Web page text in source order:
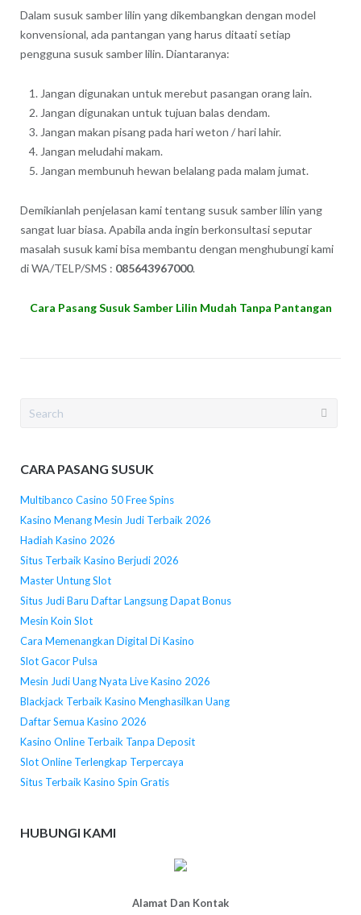
Dalam susuk samber lilin yang dikembangkan dengan model
konvensional, ada pantangan yang harus ditaati setiap
pengguna susuk samber lilin. Diantaranya:
Jangan digunakan untuk merebut pasangan orang lain.
Jangan digunakan untuk tujuan balas dendam.
Jangan makan pisang pada hari weton / hari lahir.
Jangan meludahi makam.
Jangan membunuh hewan belalang pada malam jumat.
Demikianlah penjelasan kami tentang susuk samber lilin yang
sangat luar biasa. Apabila anda ingin berkonsultasi seputar
masalah susuk kami bisa membantu dengan menghubungi kami
di WA/TELP/SMS : 085643967000.
Cara Pasang Susuk Samber Lilin Mudah Tanpa Pantangan
Search
CARA PASANG SUSUK
Multibanco Casino 50 Free Spins
Kasino Menang Mesin Judi Terbaik 2026
Hadiah Kasino 2026
Situs Terbaik Kasino Berjudi 2026
Master Untung Slot
Situs Judi Baru Daftar Langsung Dapat Bonus
Mesin Koin Slot
Cara Memenangkan Digital Di Kasino
Slot Gacor Pulsa
Mesin Judi Uang Nyata Live Kasino 2026
Blackjack Terbaik Kasino Menghasilkan Uang
Daftar Semua Kasino 2026
Kasino Online Terbaik Tanpa Deposit
Slot Online Terlengkap Terpercaya
Situs Terbaik Kasino Spin Gratis
HUBUNGI KAMI
Alamat Dan Kontak